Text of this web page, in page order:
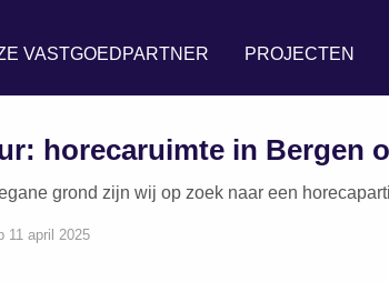
VASTGOEDPARTNER PROJECTEN
horecaruimte in Bergen
grond zijn wij op zoek naar een
11 april 2025